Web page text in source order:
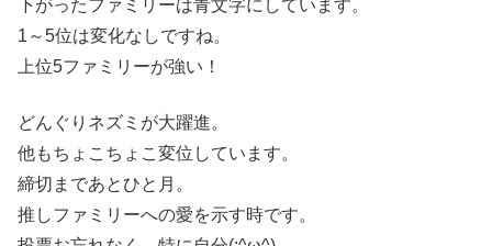
下がったファミリーは青文字にしています。
1～5位は変化なしですね。
上位5ファミリーが強い！
どんぐりネズミが大躍進。
他もちょこちょこ変位しています。
締切まであとひと月。
推しファミリーへの愛を示す時です。